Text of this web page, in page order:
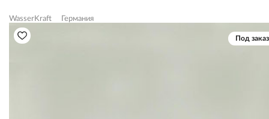
WasserKraft Германия
Под заказ